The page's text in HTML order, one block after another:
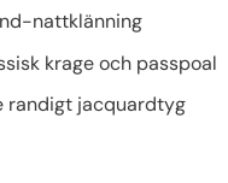
nattklänning
krage och passpoal
randigt jacquardtyg